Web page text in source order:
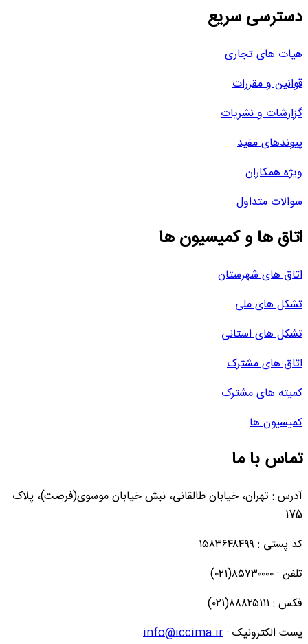
دسترسی سریع
هیات های تجاری
قوانین و مقررات
گزارشات و نشریات
پیوندهای مفید
ویژه همکاران
سوالات متداول
اتاق ها و کمیسیون ها
اتاق های شهرستان
تشکل های ملی
تشکل های استانی
اتاق های مشترک
کمیته های مشترک
کمیسیون ها
تماس با ما
آدرس : تهران، خیابان طالقانی، نبش خیابان موسوی(فرصت)، پلاک
175
کد پستی : ۱۵۸۳۶۴۸۴۹۹
تلفن : ۸۵۷۳۰۰۰۰(۰۲۱)
فکس : ۸۸۸۲۵۱۱۱(۰۲۱)
پست الکترونیک :info@iccima.ir